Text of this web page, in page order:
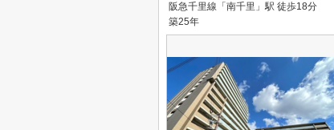
阪急千里線「南千里」駅 徒歩18分
築25年